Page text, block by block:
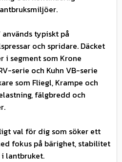
typiskt på
och spridare. Däcket
i segment som Krone
serie och Kuhn VB-serie
som Fliegl, Krampe och
fälgbredd och
val för dig som söker ett
fokus på bärighet, stabilitet
lantbruket.